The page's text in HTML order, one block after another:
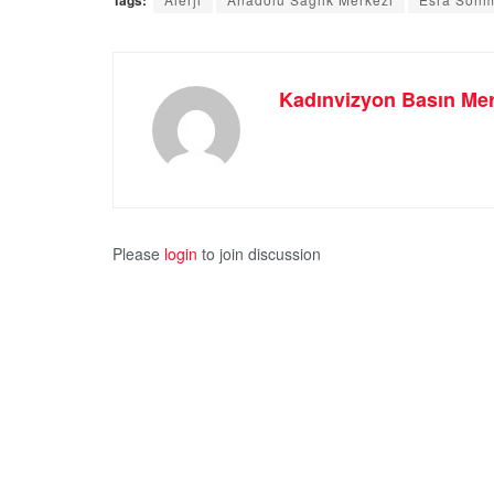
Kadınvizyon Basın
Please login to join discussion